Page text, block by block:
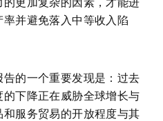
并避免落入中等收入陷
的一个重要发现是：过去
下降正在威胁全球增长与
服务贸易的开放程度与其